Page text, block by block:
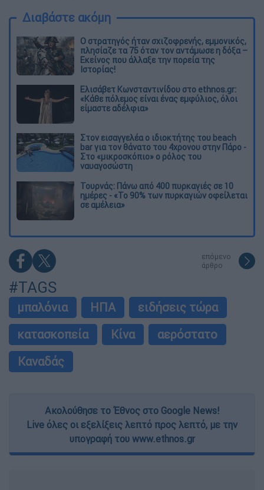
Διαβάστε ακόμη
O στρατηγός ήταν σχιζοφρενής, εμμονικός,
πλησίαζε τα 75 όταν τον αντάμωσε η δόξα –
Εκείνος που άλλαξε την πορεία της
Ιστορίας!
Ελισάβετ Κωνσταντινίδου στο ethnos.gr:
«Κάθε πόλεμος είναι ένας εμφύλιος, όλοι
είμαστε αδέλφια»
Στον εισαγγελέα ο ιδιοκτήτης του beach
bar για τον θάνατο του 4χρονου στην Πάρο -
Στο «μικροσκόπιο» ο ρόλος του
ναυαγοσώστη
Τουρνάς: Πάνω από 400 πυρκαγιές σε 10
ημέρες - «Το 90% των πυρκαγιών οφείλεται
σε αμέλεια»
επόμενο
άρθρο
#TAGS
μπαλόνια ΗΠΑ
ειδήσεις τώρα
κατασκοπεία
Κίνα
αερόστατο
Καναδάς
Ακολούθησε το Έθνος στο Google News!
Live όλες οι εξελίξεις λεπτό προς λεπτό, με την
υπογραφή του www.ethnos.gr